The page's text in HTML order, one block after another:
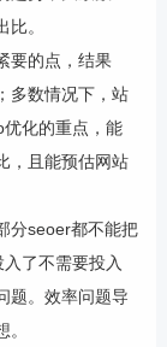
。
要的点，结果
多数情况下，站
化的重点，能
，且能预估网站
分seoer都不能把
了不需要投入
题。效率问题导